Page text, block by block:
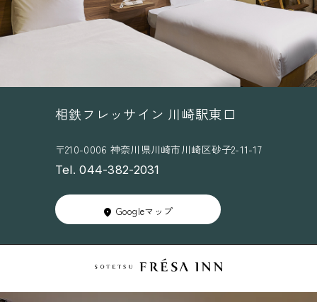
相鉄フレッサイン 川崎駅東口
〒210-0006 神奈川県川崎市川崎区砂子2-11-17
Tel. 044-382-2031
Googleマップ